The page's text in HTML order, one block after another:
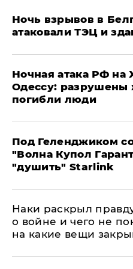
​Ночь взрывов в
атаковали ТЭЦ и
​Ночная атака РФ на
Одессу:
погибли люди
Под Геленджиком
"Волна Купол
"душить" Starlink
Наки раскрыл
о войне и чего не
на какие вещи